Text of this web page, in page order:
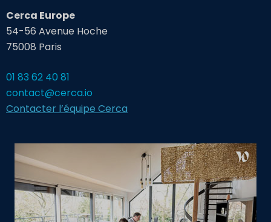
Cerca Europe
54-56 Avenue Hoche
75008 Paris
01 83 62 40 81
contact@cerca.io
Contacter l’équipe Cerca